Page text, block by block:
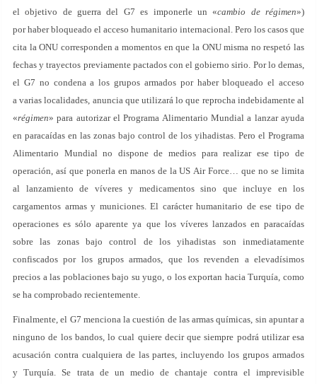
el objetivo de guerra del G7 es imponerle un «cambio de régimen»)
por haber bloqueado el acceso humanitario internacional. Pero los casos que
cita la ONU corresponden a momentos en que la ONU misma no respetó las
fechas y trayectos previamente pactados con el gobierno sirio. Por lo demas,
el G7 no condena a los grupos armados por haber bloqueado el acceso
a varias localidades, anuncia que utilizará lo que reprocha indebidamente al
«régimen» para autorizar el Programa Alimentario Mundial a lanzar ayuda
en paracaídas en las zonas bajo control de los yihadistas. Pero el Programa
Alimentario Mundial no dispone de medios para realizar ese tipo de
operación, así que ponerla en manos de la US Air Force… que no se limita
al lanzamiento de víveres y medicamentos sino que incluye en los
cargamentos armas y municiones. El carácter humanitario de ese tipo de
operaciones es sólo aparente ya que los víveres lanzados en paracaídas
sobre las zonas bajo control de los yihadistas son inmediatamente
confiscados por los grupos armados, que los revenden a elevadísimos
precios a las poblaciones bajo su yugo, o los exportan hacia Turquía, como
se ha comprobado recientemente.
Finalmente, el G7 menciona la cuestión de las armas químicas, sin apuntar a
ninguno de los bandos, lo cual quiere decir que siempre podrá utilizar esa
acusación contra cualquiera de las partes, incluyendo los grupos armados
y Turquía. Se trata de un medio de chantaje contra el imprevisible